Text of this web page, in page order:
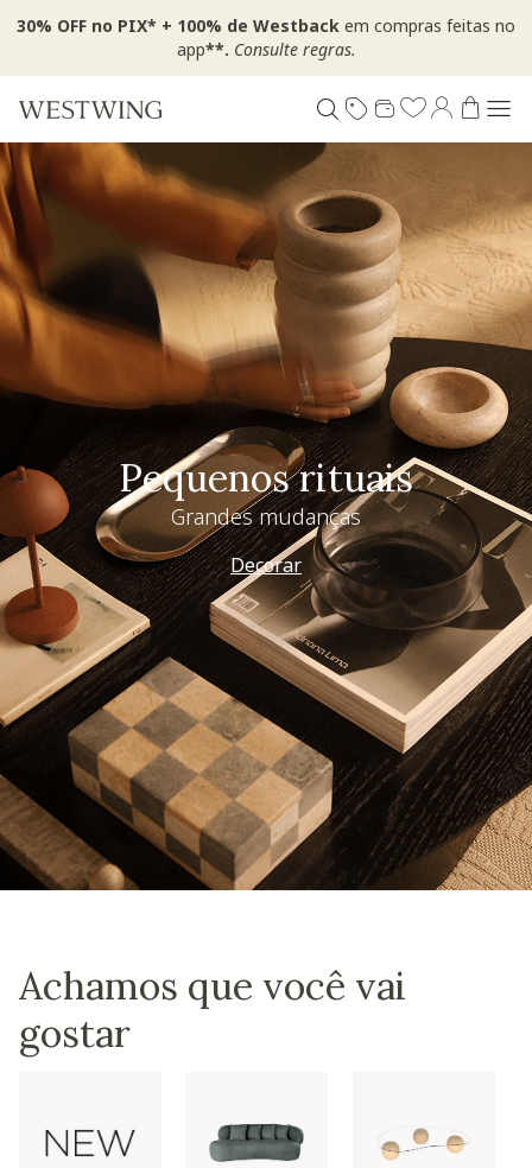
30% OFF no PIX* + 100% de Westback em compras feitas no
app**. Consulte regras.
Pequenos rituais
Grandes mudanças
Decorar
Achamos que você vai
gostar